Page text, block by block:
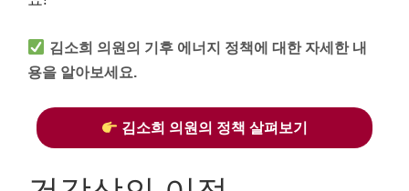
김소희 의원의 기후 에너지 정책에 대한 자세한 내
용을 알아보세요.
김소희 의원의 정책 살펴보기